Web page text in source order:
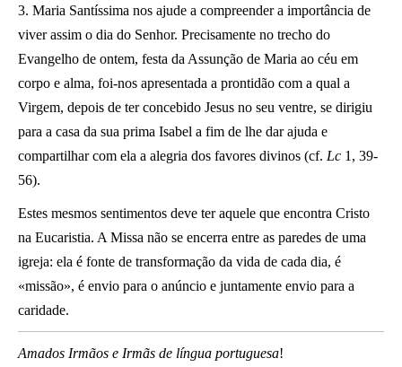
3. Maria Santíssima nos ajude a compreender a importância de
viver assim o dia do Senhor. Precisamente no trecho do
Evangelho de ontem, festa da Assunção de Maria ao céu em
corpo e alma, foi-nos apresentada a prontidão com a qual a
Virgem, depois de ter concebido Jesus no seu ventre, se dirigiu
para a casa da sua prima Isabel a fim de lhe dar ajuda e
compartilhar com ela a alegria dos favores divinos (cf. Lc 1, 39-
56).
Estes mesmos sentimentos deve ter aquele que encontra Cristo
na Eucaristia. A Missa não se encerra entre as paredes de uma
igreja: ela é fonte de transformação da vida de cada dia, é
«missão», é envio para o anúncio e juntamente envio para a
caridade.
Amados Irmãos e Irmãs de língua portuguesa!